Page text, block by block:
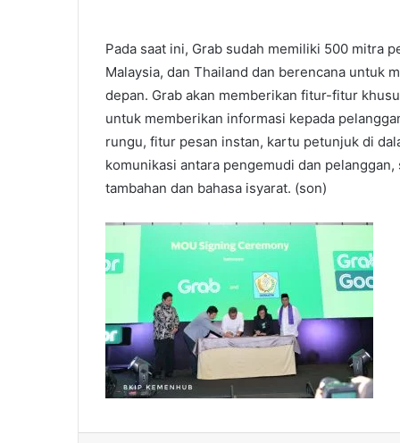
Pada saat ini, Grab sudah memiliki 500 mitra
Malaysia, dan Thailand dan berencana untuk
depan. Grab akan memberikan fitur-fitur
untuk memberikan informasi kepada
rungu, fitur pesan instan, kartu petunjuk di
komunikasi antara pengemudi dan
tambahan dan bahasa isyarat. (son)